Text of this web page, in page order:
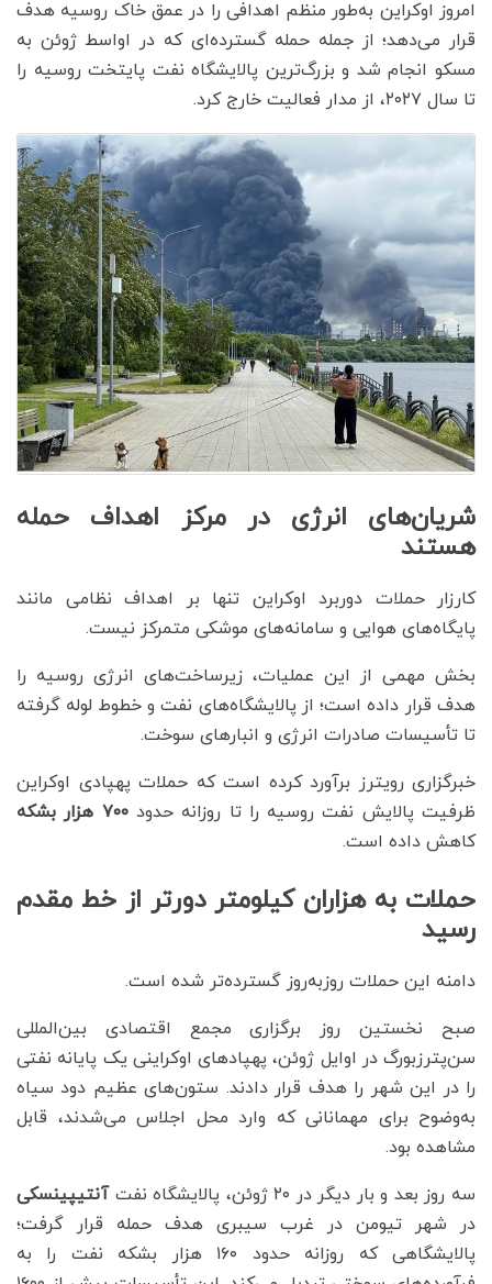
امروز اوکراین به‌طور منظم اهدافی را در عمق خاک روسیه هدف
قرار می‌دهد؛ از جمله حمله گسترده‌ای که در اواسط ژوئن به
مسکو انجام شد و بزرگ‌ترین پالایشگاه نفت پایتخت روسیه را
تا سال ۲۰۲۷، از مدار فعالیت خارج کرد.
شریان‌های انرژی در مرکز اهداف حمله
هستند
کارزار حملات دوربرد اوکراین تنها بر اهداف نظامی مانند
پایگاه‌های هوایی و سامانه‌های موشکی متمرکز نیست.
بخش مهمی از این عملیات، زیرساخت‌های انرژی روسیه را
هدف قرار داده است؛ از پالایشگاه‌های نفت و خطوط لوله گرفته
تا تأسیسات صادرات انرژی و انبارهای سوخت.
خبرگزاری رویترز برآورد کرده است که حملات پهپادی اوکراین
ظرفیت پالایش نفت روسیه را تا روزانه حدود۷۰۰ هزار بشکه
کاهش داده است.
حملات به هزاران کیلومتر دورتر از خط مقدم
رسید
دامنه این حملات روزبه‌روز گسترده‌تر شده است.
صبح نخستین روز برگزاری مجمع اقتصادی بین‌المللی
سن‌پترزبورگ در اوایل ژوئن، پهپادهای اوکراینی یک پایانه نفتی
را در این شهر را هدف قرار دادند. ستون‌های عظیم دود سیاه
به‌وضوح برای مهمانانی که وارد محل اجلاس می‌شدند، قابل
مشاهده بود.
سه روز بعد و بار دیگر در ۲۰ ژوئن، پالایشگاه نفت
آنتیپینسکی
در شهر تیومن در غرب سیبری هدف حمله قرار گرفت؛
پالایشگاهی که روزانه حدود ۱۶۰ هزار بشکه نفت را به